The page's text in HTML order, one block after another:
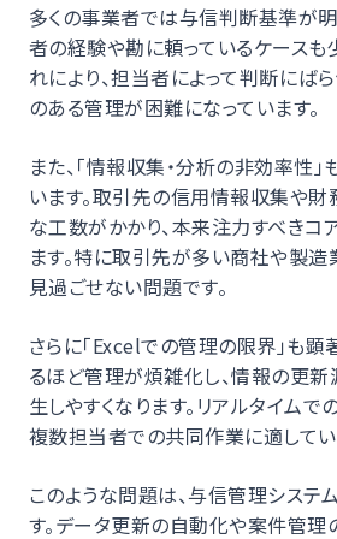
多くの事業者では与信判断基準が
者の経験や勘に頼っているケースも
れにより、担当者によって判断にば
のある管理が困難になっています。
また、「情報収集・分析の非効率性
います。取引先の信用情報収集や
な工数がかかり、本来注力すべきコ
ます。特に取引先が多い商社や製造
見過ごせない問題です。
さらに「Excelでの管理の限界」も顕
るほど管理が煩雑化し、情報の更
生しやすくなります。リアルタイムで
複数担当者での共同作業に適してい
このような問題は、与信管理システ
す。データ更新の自動化や案件管理